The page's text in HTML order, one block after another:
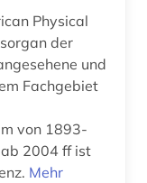
Physical
der
und
Fachgebiet
von 1893-
2004 ff ist
Mehr